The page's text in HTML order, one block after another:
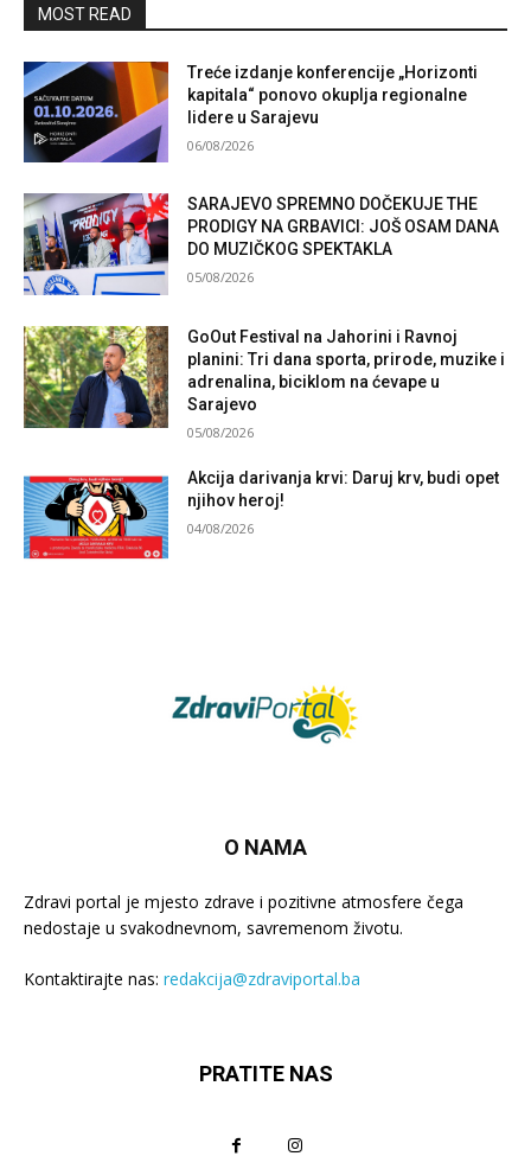
MOST READ
Treće izdanje konferencije „Horizonti
kapitala“ ponovo okuplja regionalne
lidere u Sarajevu
06/08/2026
SARAJEVO SPREMNO DOČEKUJE THE
PRODIGY NA GRBAVICI: JOŠ OSAM DANA
DO MUZIČKOG SPEKTAKLA
05/08/2026
GoOut Festival na Jahorini i Ravnoj
planini: Tri dana sporta, prirode, muzike i
adrenalina, biciklom na ćevape u
Sarajevo
05/08/2026
Akcija darivanja krvi: Daruj krv, budi opet
njihov heroj!
04/08/2026
O NAMA
Zdravi portal je mjesto zdrave i pozitivne atmosfere čega
nedostaje u svakodnevnom, savremenom životu.
Kontaktirajte nas: redakcija@zdraviportal.ba
PRATITE NAS